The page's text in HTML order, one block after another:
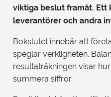
viktiga beslut framåt. Ett
leverantörer och andra
Bokslutet innebär att
speglar verkligheten.
resultaträkningen visar
summera siffror.